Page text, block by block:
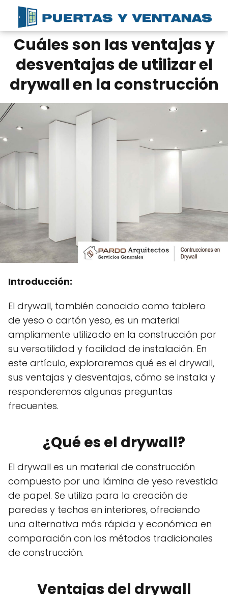
Cuáles son las ventajas y
desventajas de utilizar el
drywall en la construcción
Introducción:
El drywall, también conocido como tablero
de yeso o cartón yeso, es un material
ampliamente utilizado en la construcción por
su versatilidad y facilidad de instalación. En
este artículo, exploraremos qué es el drywall,
sus ventajas y desventajas, cómo se instala y
responderemos algunas preguntas
frecuentes.
¿Qué es el drywall?
El drywall es un material de construcción
compuesto por una lámina de yeso revestida
de papel. Se utiliza para la creación de
paredes y techos en interiores, ofreciendo
una alternativa más rápida y económica en
comparación con los métodos tradicionales
de construcción.
Ventajas del drywall